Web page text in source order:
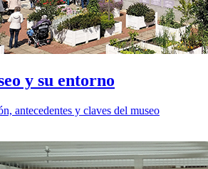
y su entorno
antecedentes y claves del museo